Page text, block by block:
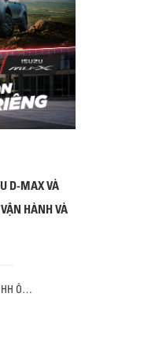
D-MAX VÀ
HÀNH VÀ
Ô…